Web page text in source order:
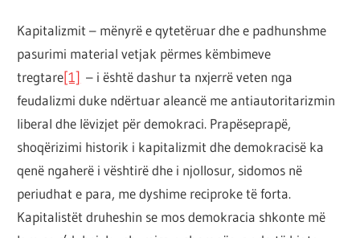
ndryshme
botën,
por
çështja
është
që
ta
shndërrosh
atë.
Kapitalizmit – mënyrë e qytetëruar dhe e padhunshme
pasurimi material vetjak përmes këmbimeve
tregtare[1] – i është dashur ta nxjerrë veten nga
feudalizmi duke ndërtuar aleancë me antiautoritarizmin
liberal dhe lëvizjet për demokraci. Prapëseprapë,
shoqërizimi historik i kapitalizmit dhe demokracisë ka
qenë ngaherë i vështirë dhe i njollosur, sidomos në
periudhat e para, me dyshime reciproke të forta.
Kapitalistët druheshin se mos demokracia shkonte më